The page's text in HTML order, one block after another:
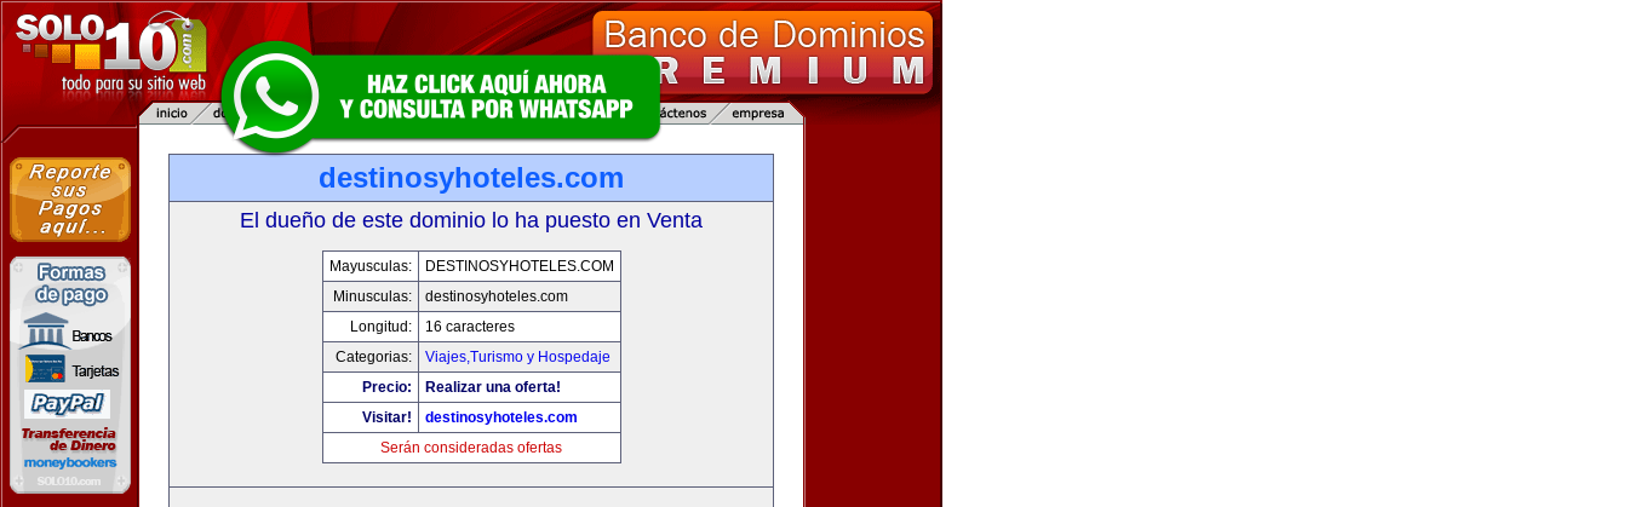
destinosyhoteles.com
El dueño de este dominio lo ha puesto en Venta
Mayusculas:
DESTINOSYHOTELES.COM
Minusculas:
destinosyhoteles.com
Longitud:
16 caracteres
Categorias:
Viajes,Turismo y Hospedaje
Precio:
Realizar una oferta!
Visitar!
destinosyhoteles.com
Serán consideradas ofertas